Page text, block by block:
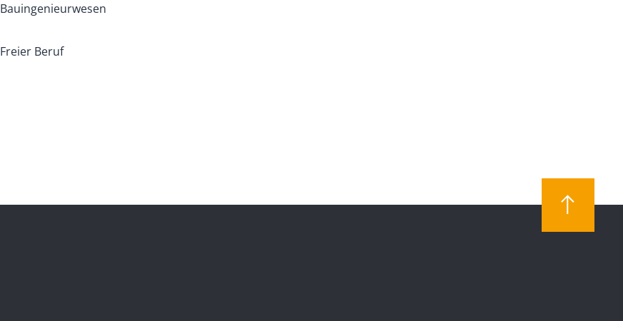
Bauingenieurwesen
Freier Beruf